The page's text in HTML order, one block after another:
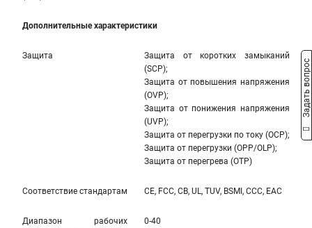
Дополнительные характеристики
Защита
Защита от коротких замыканий
(SCP);
Защита от повышения напряжения
(OVP);
Защита от понижения напряжения
(UVP);
Защита от перегрузки по току (OCP);
Защита от перегрузки (OPP/OLP);
Защита от перегрева (OTP)
Соответствие стандартам CE, FCC, CB, UL, TUV, BSMI, CCC, EAC
Диапазон рабочих
0-40
Задать вопрос